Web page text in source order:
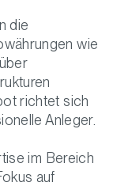
die
wie
richtet sich
Anleger.
im Bereich
auf